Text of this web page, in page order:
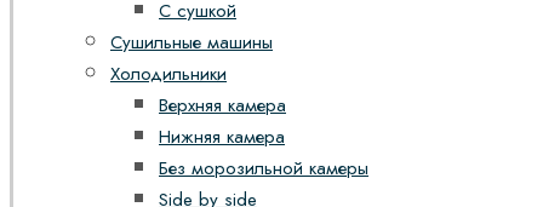
С сушкой
Сушильные машины
Холодильники
Верхняя камера
Нижняя камера
Без морозильной камеры
Side by side